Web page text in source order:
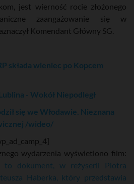
jest wierność rocie złożonego
zaangażowanie się w
Komendant Główny SG.
składa wieniec po Kopcem
- Wokół Niepodległ
się we Włodawie. Nieznana
/wideo/
wydarzenia wyświetlono film:
to dokument, w reżyserii Piotra
Haberka, który przedstawia